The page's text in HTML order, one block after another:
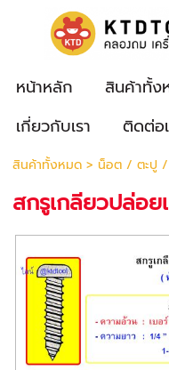
หน้าหลัก สินค้าทั้ง
เกี่ยวกับเรา
ติดต่อ
สินค้าทั้งหมด> น็อต / ตะปู
สกรูเกลียวปล่อ